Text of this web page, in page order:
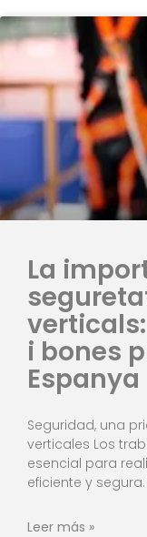
La
i bones
Espanya
Seguridad, una
verticales Los
esencial para
eficiente y
Leer más »